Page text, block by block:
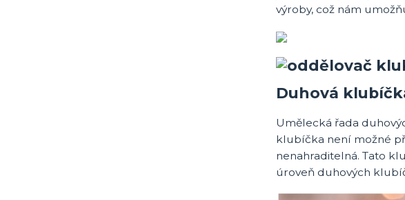
výroby, což nám
Duhová
Umělecká řada
klubíčka není možné
nenahraditelná. Tato
úroveň duhových